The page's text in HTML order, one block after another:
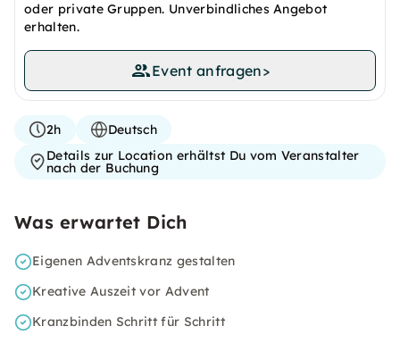
oder private Gruppen. Unverbindliches Angebot
erhalten.
Event anfragen>
2h
Deutsch
Details zur Location erhältst Du vom Veranstalter
nach der Buchung
Was erwartet Dich
Eigenen Adventskranz gestalten
Kreative Auszeit vor Advent
Kranzbinden Schritt für Schritt